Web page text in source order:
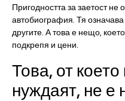
Пригодността за заетост
автобиография. Тя
другите. А това е нещо,
подкрепя и цени.
Това, от
нуждаят, не е